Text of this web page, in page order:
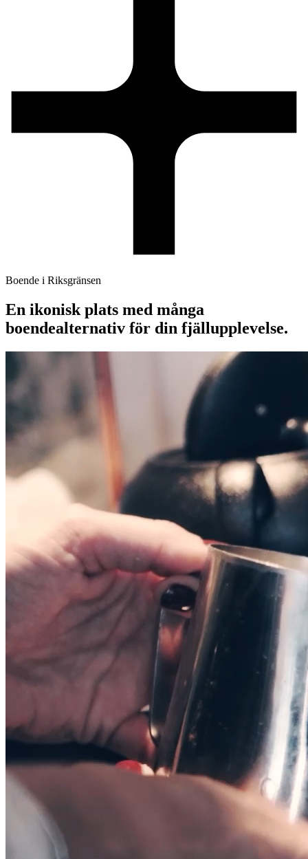
Boende i Riksgränsen
En ikonisk plats med många
boendealternativ för din fjällupplevelse.